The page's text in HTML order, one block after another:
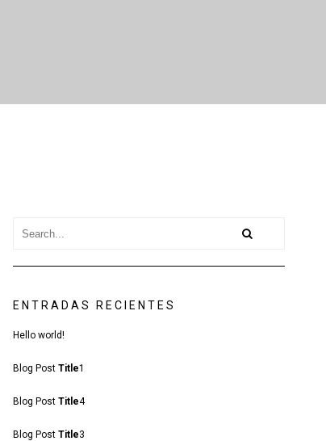
ENTRADAS RECIENTES
Hello world!
Blog Post Title1
Blog Post Title4
Blog Post Title3